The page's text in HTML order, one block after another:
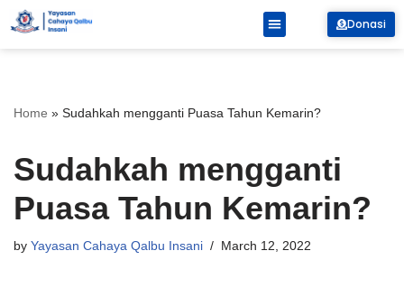
Donasi
Home » Sudahkah mengganti Puasa Tahun Kemarin?
Sudahkah mengganti
Puasa Tahun Kemarin?
by Yayasan Cahaya Qalbu Insani March 12, 2022